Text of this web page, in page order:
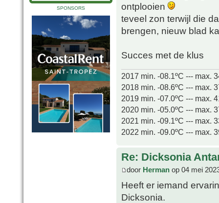
SPONSORS
ontplooien
teveel zon terwijl die
brengen, nieuw blad
Succes met de klus
2017 min. -08.1ºC --- max.
2018 min. -08.6ºC --- max.
2019 min. -07.0ºC --- max.
2020 min. -05.0ºC --- max.
2021 min. -09.1ºC --- max.
2022 min. -09.0ºC --- max.
Re: Dicksonia
door Herman op 04 mei
Heeft er iemand
Dicksonia.